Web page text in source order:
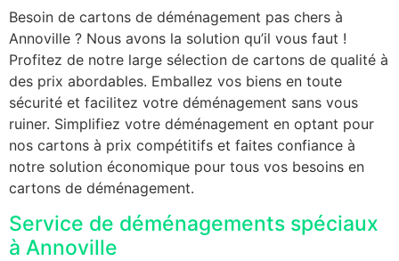
Besoin de cartons de déménagement pas chers à
Annoville ? Nous avons la solution qu’il vous faut !
Profitez de notre large sélection de cartons de qualité à
des prix abordables. Emballez vos biens en toute
sécurité et facilitez votre déménagement sans vous
ruiner. Simplifiez votre déménagement en optant pour
nos cartons à prix compétitifs et faites confiance à
notre solution économique pour tous vos besoins en
cartons de déménagement.
Service de déménagements spéciaux
à Annoville